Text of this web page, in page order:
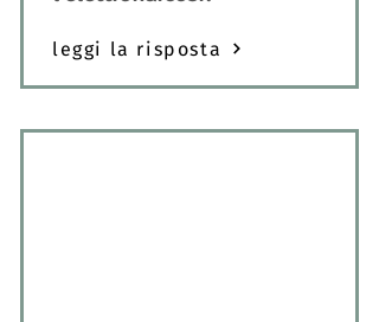
leggi la risposta